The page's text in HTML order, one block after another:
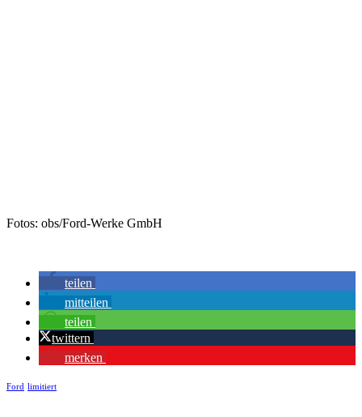
Fotos: obs/Ford-Werke GmbH
teilen
mitteilen
teilen
twittern
merken
Ford limitiert